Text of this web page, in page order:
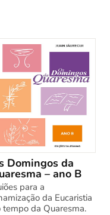
Domingos da
– ano B
para a
da Eucaristia
tempo da Quaresma.